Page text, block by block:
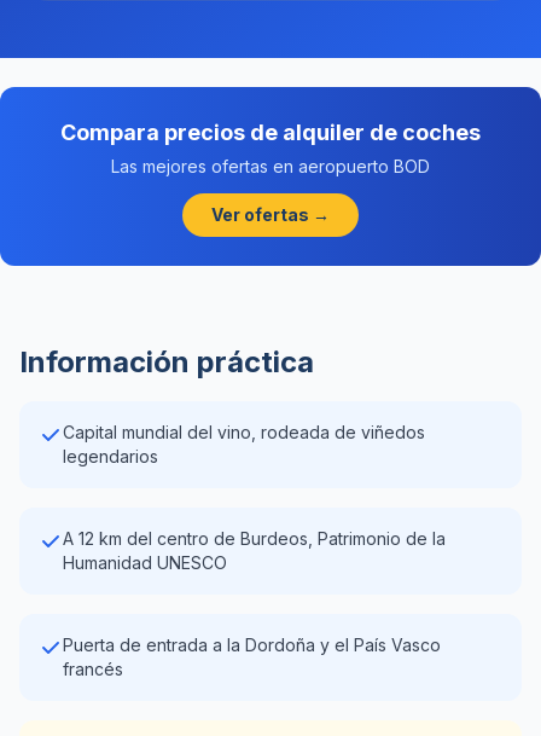
Compara precios de alquiler de coches
Las mejores ofertas en aeropuerto BOD
Ver ofertas →
Información práctica
Capital mundial del vino, rodeada de viñedos
legendarios
A 12 km del centro de Burdeos, Patrimonio de la
Humanidad UNESCO
Puerta de entrada a la Dordoña y el País Vasco
francés